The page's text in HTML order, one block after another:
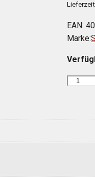
EAN:
Marke:
SARO
3
und